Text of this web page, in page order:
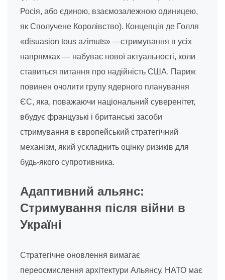
Росія, або єдиною, взаємозалежною одиницею,
як Сполучене Королівство). Концепція де Голля
«disuasion tous azimuts» —стримування в усіх
напрямках — набуває нової актуальності, коли
ставиться питання про надійність США. Париж
повинен очолити групу ядерного планування
ЄС, яка, поважаючи національний суверенітет,
вбудує французькі і британські засоби
стримування в європейський стратегічний
механізм, який ускладнить оцінку ризиків для
будь-якого супротивника.
Адаптивний альянс:
Стримування після війни в
Україні
Стратегічне оновлення вимагає
переосмислення архітектури Альянсу. НАТО має